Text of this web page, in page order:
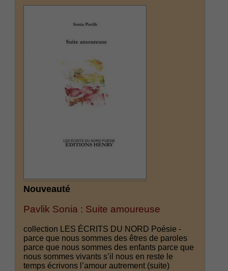
Nouveauté
Pavlik Sonia : Suite amoureuse
collection LES ÉCRITS DU NORD Poésie -
parce que nous sommes des êtres de paroles
parce que nous sommes des enfants parce que
nous sommes vivants s’il nous en reste le
temps écrivons l’amour autrement (suite)